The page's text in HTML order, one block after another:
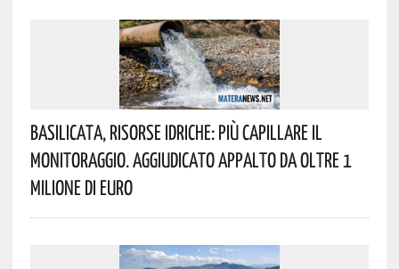
Basilicata, Risorse Idriche: Più Capillare Il
Monitoraggio. Aggiudicato Appalto Da Oltre 1
Milione Di Euro